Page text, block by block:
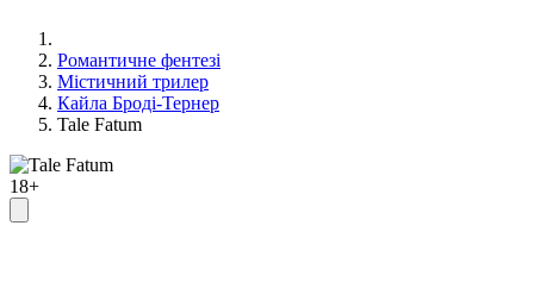
Романтичне фентезі
Містичний трилер
Кайла Броді-Тернер
Tale Fatum
18+